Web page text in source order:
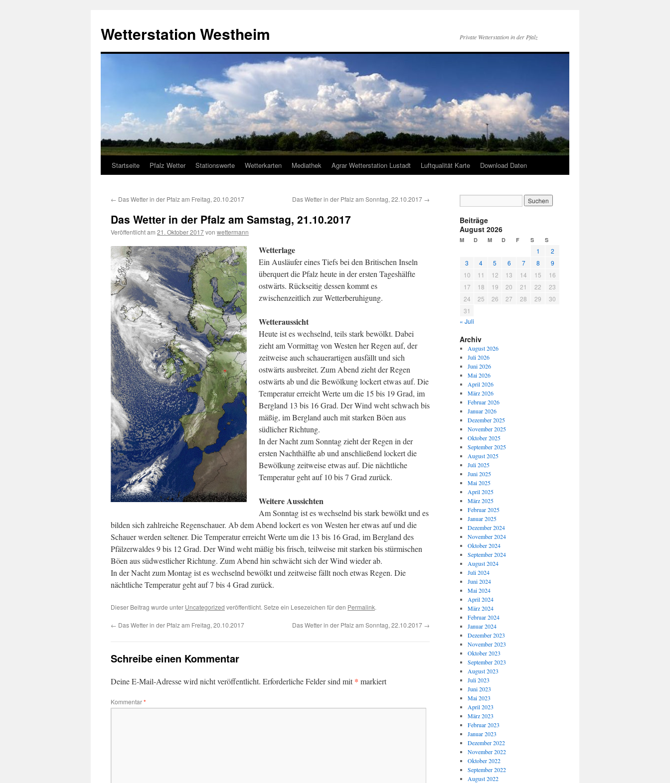
springen
Wetterstation Westheim Private Wetterstation in der Pfalz
Startseite Pfalz Wetter Stationswerte Wetterkarten Mediathek Agrar Wetterstation Lustadt Luftqualität Karte Download Daten
← Das Wetter in der Pfalz am Freitag, 20.10.2017 Das Wetter in der Pfalz am Sonntag, 22.10.2017 →
Das Wetter in der Pfalz am Samstag, 21.10.2017
Veröffentlicht am 21. Oktober 2017von wettermann
Wetterlage
Ein Ausläufer eines Tiefs bei den Britischen Inseln
überquert die Pfalz heute in der ersten Tageshälfte
ostwärts. Rückseitig dessen kommt es
zwischenzeitlich zur Wetterberuhigung.
Wetteraussicht
Heute ist es wechselnd, teils stark bewölkt. Dabei
zieht am Vormittag von Westen her Regen auf, der
zeitweise auch schauerartigen ausfällt und sich
ostwärts ausbreitet. Zum Abend zieht der Regen
ostwärts ab und die Bewölkung lockert etwas auf. Die
Temperatur erreicht Werte um die 15 bis 19 Grad, im
Bergland 13 bis 16 Grad. Der Wind weht schwach bis
mäßig, im Bergland auch mit starken Böen aus
südlicher Richtung.
In der Nacht zum Sonntag zieht der Regen in der
ersten Nachthälfte ab und anschließend lockert die
Bewölkung zeitweise etwas auf. Die nächtliche
Temperatur geht auf 10 bis 7 Grad zurück.
Weitere Aussichten
Am Sonntag ist es wechselnd bis stark bewölkt und es
bilden sich zahlreiche Regenschauer. Ab dem Abend lockert es von Westen her etwas auf und die
Schauer werden seltener. Die Temperatur erreicht Werte um die 13 bis 16 Grad, im Bergland des
Pfälzerwaldes 9 bis 12 Grad. Der Wind weht mäßig bis frisch, teilweise mit starken bis stürmischen
Böen aus südwestlicher Richtung. Zum Abend hin schwächt sich der Wind wieder ab.
In der Nacht zum Montag ist es wechselnd bewölkt und zeitweise fällt noch etwas Regen. Die
nächtliche Temperatur geht auf 7 bis 4 Grad zurück.
Dieser Beitrag wurde unter Uncategorized veröffentlicht. Setze ein Lesezeichen für den Permalink.
← Das Wetter in der Pfalz am Freitag, 20.10.2017 Das Wetter in der Pfalz am Sonntag, 22.10.2017 →
Schreibe einen Kommentar
Deine E-Mail-Adresse wird nicht veröffentlicht. Erforderliche Felder sind mit* markiert
Kommentar*
Beiträge
August 2026
M D M D F S S
1
2
3
4 5 6 7 8
9
10
11 12 13 14 15
16
17
18 19 20 21 22
23
24
25 26 27 28 29
30
31
« Juli
Archiv
August 2026
Juli 2026
Juni 2026
Mai 2026
April 2026
März 2026
Februar 2026
Januar 2026
Dezember 2025
November 2025
Oktober 2025
September 2025
August 2025
Juli 2025
Juni 2025
Mai 2025
April 2025
März 2025
Februar 2025
Januar 2025
Dezember 2024
November 2024
Oktober 2024
September 2024
August 2024
Juli 2024
Juni 2024
Mai 2024
April 2024
März 2024
Februar 2024
Januar 2024
Dezember 2023
November 2023
Oktober 2023
September 2023
August 2023
Juli 2023
Juni 2023
Mai 2023
April 2023
März 2023
Februar 2023
Januar 2023
Dezember 2022
November 2022
Oktober 2022
September 2022
August 2022